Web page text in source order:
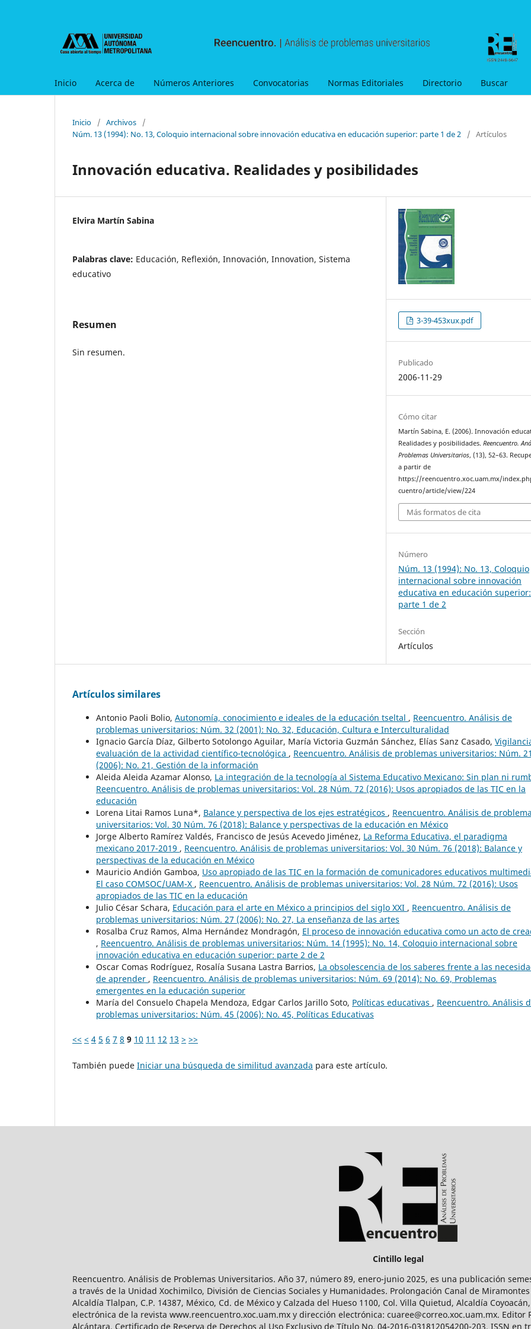
Inicio Acerca de Números Anteriores Convocatorias Normas Editoriales Directorio Buscar
Inicio / Archivos
/
Núm. 13 (1994): No. 13, Coloquio internacional sobre innovación educativa en educación superior: parte 1 de 2
/ Artículos
Innovación educativa. Realidades y posibilidades
Elvira Martín Sabina
Palabras clave: Educación, Reflexión, Innovación, Innovation, Sistema
educativo
Resumen
Sin resumen.
3-39-453xux.pdf
Publicado
2006-11-29
Cómo citar
Martín Sabina, E. (2006). Innovación
Realidades y posibilidades.Reencuentro.
Problemas Universitarios, (13), 52–63.
a partir de
https://reencuentro.xoc.uam.mx/
cuentro/article/view/224
Más formatos de cita
Número
Núm. 13 (1994): No. 13, Coloquio
internacional sobre innovación
educativa en educación superior:
parte 1 de 2
Sección
Artículos
Artículos similares
Antonio Paoli Bolio, Autonomía, conocimiento e ideales de la educación tseltal , Reencuentro. Análisis de
problemas universitarios: Núm. 32 (2001): No. 32, Educación, Cultura e Interculturalidad
Ignacio García Díaz, Gilberto Sotolongo Aguilar, María Victoria Guzmán Sánchez, Elías Sanz Casado,
evaluación de la actividad científico-tecnológica , Reencuentro. Análisis de problemas universitarios: Núm. 21
(2006): No. 21, Gestión de la información
Aleida Aleida Azamar Alonso, La integración de la tecnología al Sistema Educativo Mexicano: Sin plan ni
Reencuentro. Análisis de problemas universitarios: Vol. 28 Núm. 72 (2016): Usos apropiados de las TIC en la
educación
Lorena Litai Ramos Luna*, Balance y perspectiva de los ejes estratégicos , Reencuentro. Análisis de
universitarios: Vol. 30 Núm. 76 (2018): Balance y perspectivas de la educación en México
Jorge Alberto Ramírez Valdés, Francisco de Jesús Acevedo Jiménez, La Reforma Educativa, el paradigma
mexicano 2017-2019 , Reencuentro. Análisis de problemas universitarios: Vol. 30 Núm. 76 (2018): Balance y
perspectivas de la educación en México
Mauricio Andión Gamboa, Uso apropiado de las TIC en la formación de comunicadores educativos
El caso COMSOC/UAM-X , Reencuentro. Análisis de problemas universitarios: Vol. 28 Núm. 72 (2016): Usos
apropiados de las TIC en la educación
Julio César Schara, Educación para el arte en México a principios del siglo XXI , Reencuentro. Análisis de
problemas universitarios: Núm. 27 (2006): No. 27, La enseñanza de las artes
Rosalba Cruz Ramos, Alma Hernández Mondragón, El proceso de innovación educativa como un acto de
, Reencuentro. Análisis de problemas universitarios: Núm. 14 (1995): No. 14, Coloquio internacional sobre
innovación educativa en educación superior: parte 2 de 2
Oscar Comas Rodríguez, Rosalía Susana Lastra Barrios, La obsolescencia de los saberes frente a las
de aprender , Reencuentro. Análisis de problemas universitarios: Núm. 69 (2014): No. 69, Problemas
emergentes en la educación superior
María del Consuelo Chapela Mendoza, Edgar Carlos Jarillo Soto, Políticas educativas , Reencuentro. Análisis
problemas universitarios: Núm. 45 (2006): No. 45, Políticas Educativas
<< < 4 5 6 7 8 9 10 11 12 13 > >>
También puede Iniciar una búsqueda de similitud avanzada para este artículo.
Cintillo legal
Reencuentro. Análisis de Problemas Universitarios. Año 37, número 89, enero-junio 2025, es una publicación
a través de la Unidad Xochimilco, División de Ciencias Sociales y Humanidades. Prolongación Canal de Miramontes
Alcaldía Tlalpan, C.P. 14387, México, Cd. de México y Calzada del Hueso 1100, Col. Villa Quietud, Alcaldía
electrónica de la revista www.reencuentro.xoc.uam.mx y dirección electrónica: cuaree@correo.xoc.uam.mx. Editor
Alcántara. Certificado de Reserva de Derechos al Uso Exclusivo de Título No. 04-2016-031812054200-203, ISSN